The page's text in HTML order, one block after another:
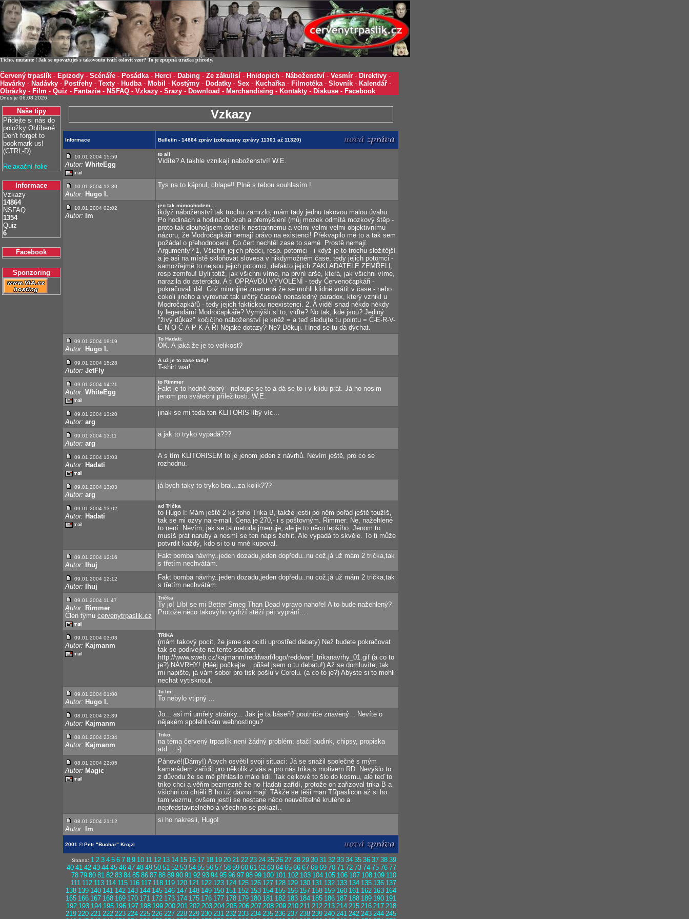
Ticho, mutante ! Jak se opovažuješ s takovouto tváří oslovit vzor? To je zpupná urážka přírody.
Červený trpaslík - Epizody - Scénáře - Posádka- Herci - Dabing - Ze zákulisí - Hnidopich - Náboženství - Vesmír - Direktivy -
Havárky - Nadávky - Postřehy - Texty - Hudba- Mobil - Kostýmy - Dodatky - Sex - Kuchařka- Filmotéka- Slovník - Kalendář -
Obrázky - Film - Quiz - Fantazie - NSFAQ - Vzkazy - Srazy - Download - Merchandising - Kontakty - Diskuse - Facebook
Dnes je 06.08.2026
Naše tipy
Přidejte si nás do
položky Oblíbené.
Don't forget to
bookmark us!
(CTRL-D)
Relaxační folie
Informace
Vzkazy
14864
NSFAQ
1354
Quiz
6
Facebook
Sponzoring
Vzkazy
Informace Bulletin - 14864 zpráv (zobrazeny zprávy 11301 až 11320)
10.01.2004 15:59
Autor: WhiteEgg
to all
Vidíte? A takhle vznikají naboženství! W.E.
10.01.2004 13:30
Autor: Hugo I.
Tys na to kápnul, chlape!! Plně s tebou souhlasím !
10.01.2004 02:02
Autor: lm
jen tak mimochodem....
ikdyž náboženství tak trochu zamrzlo, mám tady jednu takovou malou úvahu:
Po hodinách a hodinách úvah a přemýšlení (můj mozek odmítá mozkový štěp -
proto tak dlouho)jsem došel k nestrannému a velmi velmi velmi objektivnímu
názoru, že Modročapkáři nemají právo na existenci! Překvapilo mě to a tak sem
požádal o přehodnocení. Co čert nechtěl zase to samé. Prostě nemají.
Argumenty? 1, Všichni jejich předci, resp. potomci - i když je to trochu složitější
a je asi na místě skloňovat slovesa v nikdymožném čase, tedy jejich potomci -
samozřejmě to nejsou jejich potomci, defakto jejich ZAKLADATELÉ ZEMŘELI,
resp zemřou! Byli totiž, jak všichni víme, na první arše, která, jak všichni víme,
narazila do asteroidu. A ti OPRAVDU VYVOLENÍ - tedy Červenočapkáři -
pokračovali dál. Což mimojiné znamená že se mohli klidně vrátit v čase - nebo
cokoli jiného a vyrovnat tak určitý časově nenásledný paradox, který vznikl u
Modročapkářů - tedy jejich faktickou neexistenci. 2, A viděl snad někdo někdy
ty legendární Modročapkáře? Vymýšlí si to, viďte? No tak, kde jsou? Jediný
"živý důkaz" kočičího náboženství je kněž = a teď sledujte tu pointu = Č-E-R-V-
E-N-O-Č-A-P-K-Á-Ř! Nějaké dotazy? Ne? Děkuji. Hned se tu dá dýchat.
09.01.2004 19:19
Autor: Hugo I.
To Hadati:
OK. A jaká že je to velikost?
09.01.2004 15:28
Autor: JetFly
A už je to zase tady!
T-shirt war!
09.01.2004 14:21
Autor: WhiteEgg
to Rimmer
Fakt je to hodně dobrý - neloupe se to a dá se to i v klidu prát. Já ho nosim
jenom pro sváteční příležitosti. W.E.
09.01.2004 13:20
Autor: arg
jinak se mi teda ten KLITORIS líbý víc...
09.01.2004 13:11
Autor: arg
a jak to tryko vypadá???
09.01.2004 13:03
Autor: Hadati
A s tím KLITORISEM to je jenom jeden z návrhů. Nevím ještě, pro co se
rozhodnu.
09.01.2004 13:03
Autor: arg
já bych taky to tryko bral...za kolik???
09.01.2004 13:02
Autor: Hadati
ad Trička
to Hugo I: Mám ještě 2 ks toho Trika B, takže jestli po něm pořád ještě toužíš,
tak se mi ozvy na e-mail. Cena je 270,- i s poštovným. Rimmer: Ne, nažehlené
to není. Nevím, jak se ta metoda jmenuje, ale je to něco lepšího. Jenom to
musíš prát naruby a nesmí se ten nápis žehlit. Ale vypadá to skvěle. To ti může
potvrdit každý, kdo si to u mně kupoval.
09.01.2004 12:16
Autor: Ihuj
Fakt bomba návrhy..jeden dozadu,jeden dopředu..nu což,já už mám 2 trička,tak
s třetím nechvátám.
09.01.2004 12:12
Autor: Ihuj
Fakt bomba návrhy..jeden dozadu,jeden dopředu..nu což,já už mám 2 trička,tak
s třetím nechvátám.
09.01.2004 11:47
Autor: Rimmer
Člen týmu cervenytrpaslik.cz
Trička
Ty jo! Líbí se mi Better Smeg Than Dead vpravo nahoře! A to bude nažehlený?
Protože něco takovýho vydrží stěží pět vyprání...
09.01.2004 03:03
Autor: Kajmanm
TRIKA
(mám takový pocit, že jsme se ocitli uprostřed debaty) Než budete pokračovat
tak se podívejte na tento soubor:
http://www.sweb.cz/kajmanm/reddwarf/logo/reddwarf_trikanavrhy_01.gif (a co to
je?) NÁVRHY! (Hééj počkejte... přišel jsem o tu debatu!) Až se domluvíte, tak
mi napište, já vám sobor pro tisk pošlu v Corelu. (a co to je?) Abyste si to mohli
nechat vytisknout.
09.01.2004 01:00
Autor: Hugo I.
To lm:
To nebylo vtipný ...
08.01.2004 23:39
Autor: Kajmanm
Jo... asi mi umřely stránky... Jak je ta báseň? poutníče znavený... Nevíte o
nějakém spolehlivém webhostingu?
08.01.2004 23:34
Autor: Kajmanm
Triko
na téma červený trpaslík není žádný problém: stačí pudink, chipsy, propiska
atd... :-)
08.01.2004 22:05
Autor: Magic
Pánové!(Dámy!) Abych osvětil svoji situaci: Já se snažil společně s mým
kamarádem zařídit pro několik z vás a pro nás trika s motivem RD. Nevyšlo to
z důvodu že se mě přihlásilo málo lidí. Tak celkově to šlo do kosmu, ale teď to
triko chci a věřim bezmezně že ho Hadati zařídí, protože on zařizoval trika B a
všichni co chtěli B ho už dávno mají. TAkže se těši man TRpaslicon až si ho
tam vezmu, ovšem jestli se nestane něco neuvěřitelně krutého a
nepředstavitelného a všechno se pokazí..
08.01.2004 21:12
Autor: lm
si ho nakresli, HugoI
2001 © Petr "Buchar" Krojzl
Strana: 1 2 3 4 5 6 7 8 9 10 11 12 13 14 15 16 17 18 19 20 21 22 23 24 25 26 27 28 29 30 31 32 33 34 35 36 37 38 39
40 41 42 43 44 45 46 47 48 49 50 51 52 53 54 55 56 57 58 59 60 61 62 63 64 65 66 67 68 69 70 71 72 73 74 75 76 77
78 79 80 81 82 83 84 85 86 87 88 89 90 91 92 93 94 95 96 97 98 99 100 101 102 103 104 105 106 107 108 109 110
111 112 113 114 115 116 117 118 119 120 121 122 123 124 125 126 127 128 129 130 131 132 133 134 135 136 137
138 139 140 141 142 143 144 145 146 147 148 149 150 151 152 153 154 155 156 157 158 159 160 161 162 163 164
165 166 167 168 169 170 171 172 173 174 175 176 177 178 179 180 181 182 183 184 185 186 187 188 189 190 191
192 193 194 195 196 197 198 199 200 201 202 203 204 205 206 207 208 209 210 211 212 213 214 215 216 217 218
219 220 221 222 223 224 225 226 227 228 229 230 231 232 233 234 235 236 237 238 239 240 241 242 243 244 245